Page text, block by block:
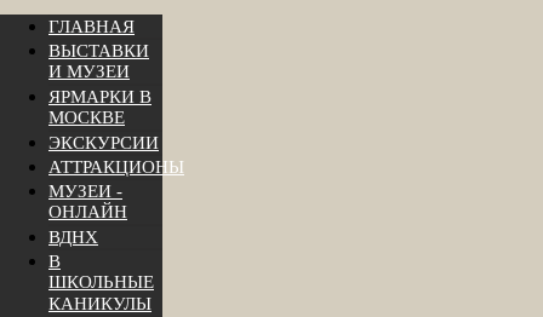
ГЛАВНАЯ
ВЫСТАВКИ
И МУЗЕИ
ЯРМАРКИ В
МОСКВЕ
ЭКСКУРСИИ
АТТРАКЦИОНЫ
МУЗЕИ -
ОНЛАЙН
ВДНХ
В
ШКОЛЬНЫЕ
КАНИКУЛЫ